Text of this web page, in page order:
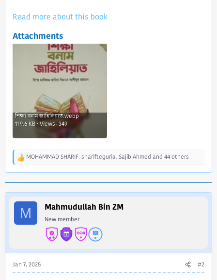
Read more about this book...
Attachments
শিক্ষা বনাম জাহিলিয়াত.webp
119.6 KB · Views: 349
R
MOHAMMAD SHARIF, sharifteguria, Sajib Ahmed and 44 others
M Mahmudullah Bin ZM
New member
Jan 7, 2025 #2